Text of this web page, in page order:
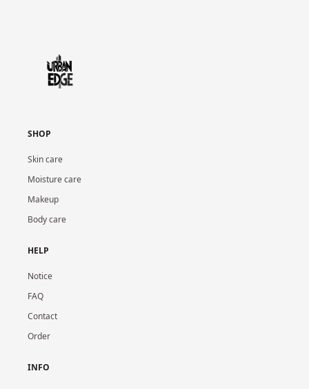
SHOP
Skin care
Moisture care
Makeup
Body care
HELP
Notice
FAQ
Contact
Order
INFO